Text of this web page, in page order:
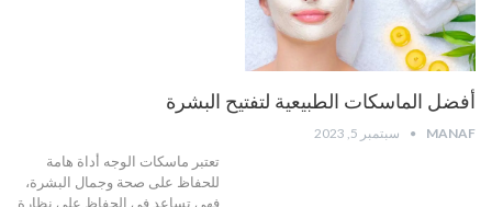
أفضل الماسكات الطبيعية لتفتيح البشرة
MANAF سبتمبر 5, 2023
تعتبر ماسكات الوجه أداة هامة
للحفاظ على صحة وجمال البشرة،
فهي تساعد في الحفاظ على نظارة